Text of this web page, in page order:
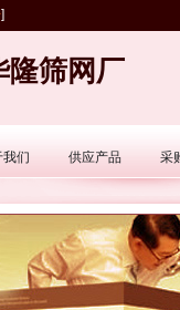
]
隆筛网厂
我们 供应产品 采